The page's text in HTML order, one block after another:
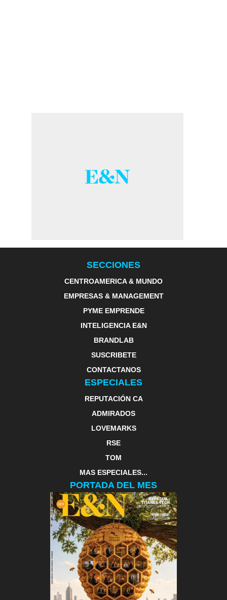
SECCIONES
CENTROAMERICA & MUNDO
EMPRESAS & MANAGEMENT
PYME EMPRENDE
INTELIGENCIA E&N
BRANDLAB
SUSCRIBETE
CONTACTANOS
ESPECIALES
REPUTACIÓN CA
ADMIRADOS
LOVEMARKS
RSE
TOM
MAS ESPECIALES...
PORTADA DEL MES